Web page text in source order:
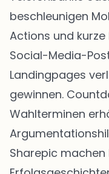
beschleunigen
Actions und kurze
Social-Media-
Landingpages
gewinnen.
Wahlterminen
Sharepic